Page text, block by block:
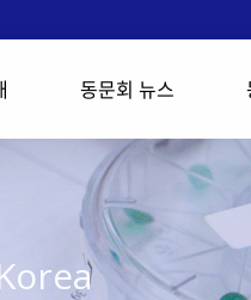
동문회 뉴스